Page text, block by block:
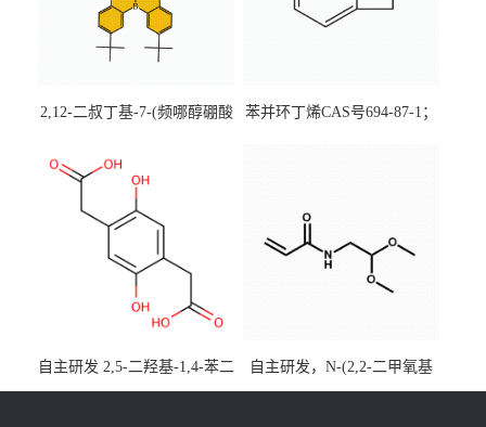
2,12-二叔丁基-7-(频哪醇硼酸
[3,2,1-de]蒽CAS号2648896-
装，实验室现货直发
苯并环丁烯CAS号694-87-1；
自主研发 2,5-二羟基-1,4-苯二
乙酸CAS号5488-16-4；公斤
自主研发，N-(2,2-二甲氧基
乙基)丙烯酰胺CAS号49707-